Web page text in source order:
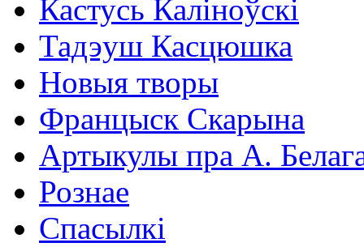
Кастусь Каліноўскі
Тадэуш Касцюшка
Новыя творы
Францыск Скарына
Артыкулы пра А.
Рознае
Спасылкі